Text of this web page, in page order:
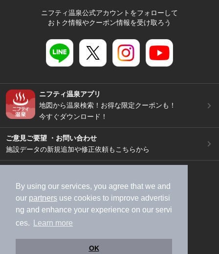
By using our services, you agree that we and
our partners use cookies to improve advertisi
ng and enhance your experience on our servi
ces.
Learn more
OK
ニフティ温泉公式アカウントをフォローして
おトク情報やクーポン情報を受け取ろう
ニフティ温泉アプリ
地図から温泉検索！お得な限定クーポンも！
今すぐダウンロード！
ご意見ご要望 ・お問い合わせ
施設データの新規追加や修正依頼もこちらから
加盟店募集（資料請求）
広告出稿のご案内
利用規約
ライフスタイルMEMBERS+規約
特定商取引法に基づく表記
ヘルプ
採用情報
運営会社